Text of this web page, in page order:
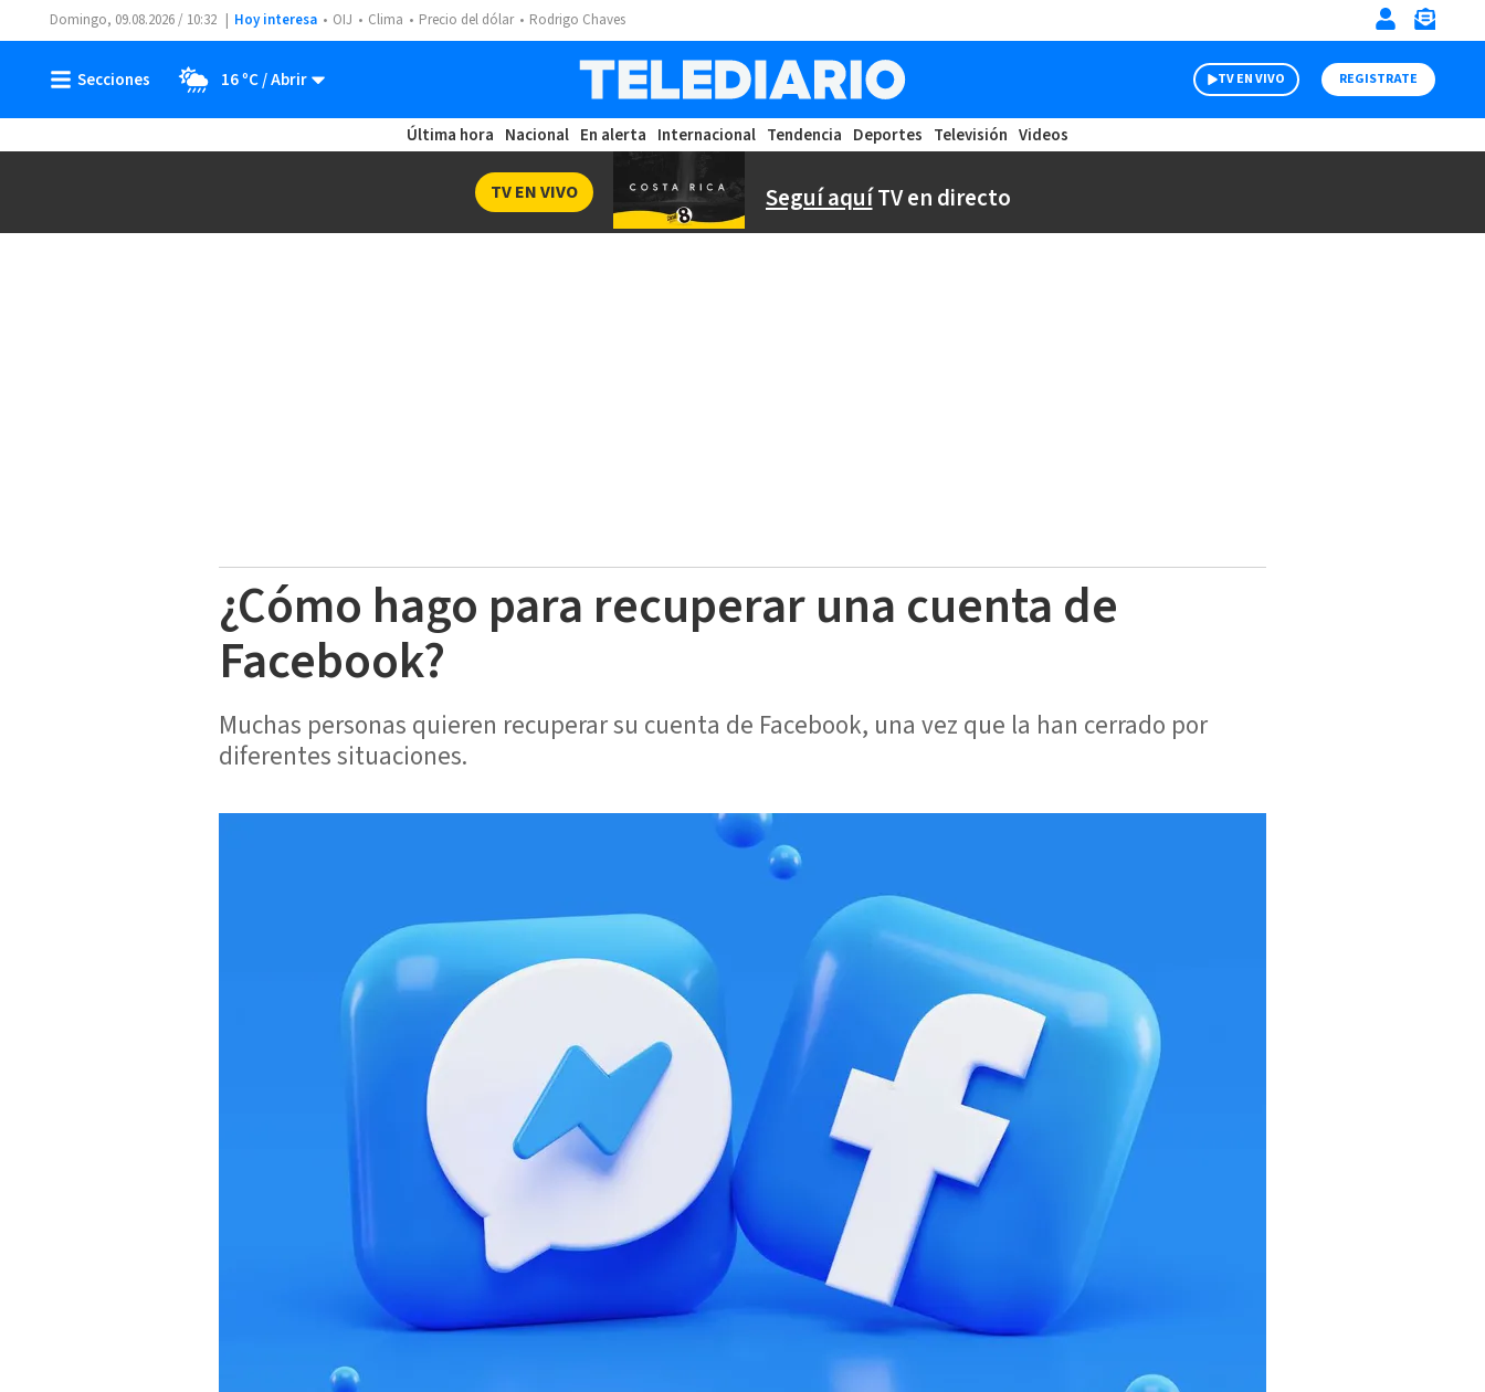
Domingo, 09.08.2026 / 10:32 Hoy interesa OIJ Clima Precio del dólar Rodrigo Chaves
16 ºC TV EN VIVO REGISTRATE
Última hora Nacional En alerta Internacional Tendencia Deportes Televisión Videos
Seguí aquíTV en directo
TV EN VIVO
¿Cómo hago para recuperar una cuenta de
Facebook?
Muchas personas quieren recuperar su cuenta de Facebook, una vez que la han cerrado por
diferentes situaciones.